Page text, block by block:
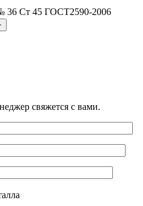
36 Ст 45 ГОСТ2590-2006
свяжется с вами.